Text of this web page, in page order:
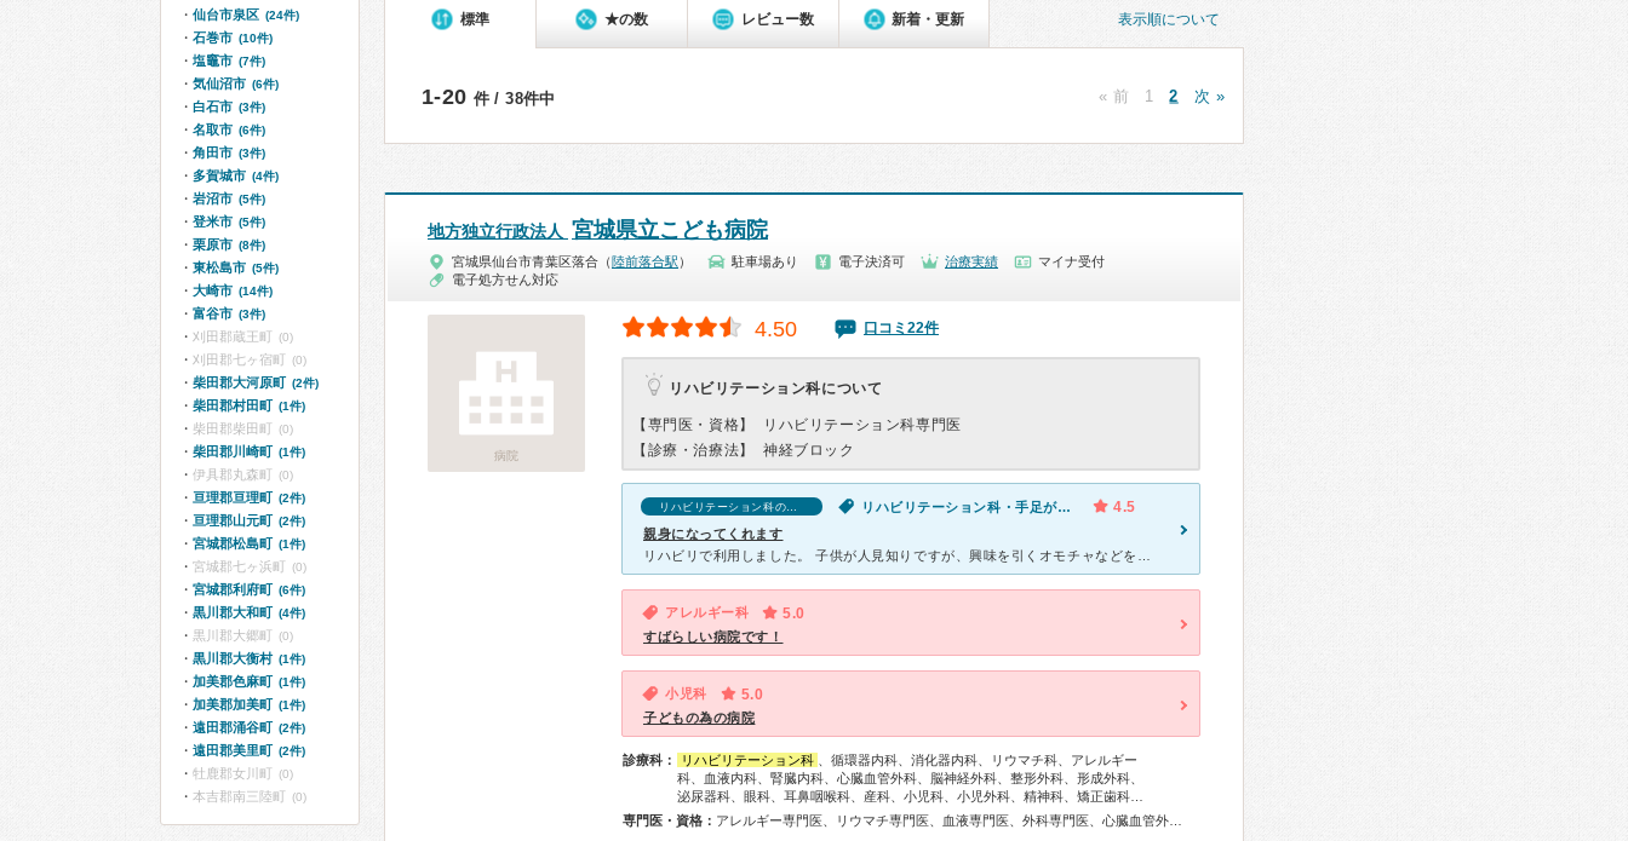
表示順について
標準 ★の数 レビュー数 新着・更新
1-20 件 / 38件中 « 前 1 2 次 »
地方独立行政法人 宮城県立こども病院
宮城県仙台市青葉区落合（陸前落合駅 ） 駐車場あり 電子決済可 治療実績
マイナ受付
電子処方せん対応
病院
4.50 口コミ22件
リハビリテーション科について
【専門医・資格】
リハビリテーション科専門医
【診療・治療法】
神経ブロック
リハビリテーション科の口コミ リハビリテーション科・手足が麻痺する 4.5
親身になってくれます
アレルギー科 5.0
すばらしい病院です！
小児科 5.0
子どもの為の病院
診療科： リハビリテーション科
、循環器内科、消化器内科、リウマチ科、アレルギー
科、血液内科、腎臓内科、心臓血管外科、脳神経外科、整形外科、形成外科、
泌尿器科、眼科、耳鼻咽喉科、産科、小児科、小児外科、精神科、矯正歯科…
専門医・資格：
仙台市泉区 (24件)
石巻市 (10件)
塩竈市 (7件)
気仙沼市 (6件)
白石市 (3件)
名取市 (6件)
角田市 (3件)
多賀城市 (4件)
岩沼市 (5件)
登米市 (5件)
栗原市 (8件)
東松島市 (5件)
大崎市 (14件)
富谷市 (3件)
刈田郡蔵王町 (0)
刈田郡七ヶ宿町 (0)
柴田郡大河原町 (2件)
柴田郡村田町 (1件)
柴田郡柴田町 (0)
柴田郡川崎町 (1件)
伊具郡丸森町 (0)
亘理郡亘理町 (2件)
亘理郡山元町 (2件)
宮城郡松島町 (1件)
宮城郡七ヶ浜町 (0)
宮城郡利府町 (6件)
黒川郡大和町 (4件)
黒川郡大郷町 (0)
黒川郡大衡村 (1件)
加美郡色麻町 (1件)
加美郡加美町 (1件)
遠田郡涌谷町 (2件)
遠田郡美里町 (2件)
牡鹿郡女川町 (0)
本吉郡南三陸町 (0)